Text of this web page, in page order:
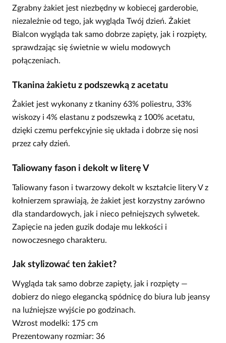
Zgrabny żakiet jest niezbędny w kobiecej garderobie,
niezależnie od tego, jak wygląda Twój dzień. Żakiet
Bialcon wygląda tak samo dobrze zapięty, jak i rozpięty,
sprawdzając się świetnie w wielu modowych
połączeniach.
Tkanina żakietu z podszewką z acetatu
Żakiet jest wykonany z tkaniny 63% poliestru, 33%
wiskozy i 4% elastanu z podszewką z 100% acetatu,
dzięki czemu perfekcyjnie się układa i dobrze się nosi
przez cały dzień.
Taliowany fason i dekolt w literę V
Taliowany fason i twarzowy dekolt w kształcie litery V z
kołnierzem sprawiają, że żakiet jest korzystny zarówno
dla standardowych, jak i nieco pełniejszych sylwetek.
Zapięcie na jeden guzik dodaje mu lekkości i
nowoczesnego charakteru.
Jak stylizować ten żakiet?
Wygląda tak samo dobrze zapięty, jak i rozpięty —
dobierz do niego elegancką spódnicę do biura lub jeansy
na luźniejsze wyjście po godzinach.
Wzrost modelki: 175 cm
Prezentowany rozmiar: 36